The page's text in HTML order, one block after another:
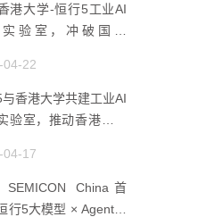
港大学-恒行5工业AI
验室，冲破国产
04-22
香港大学共建工业AI
验室，推动香港成为
04-17
SEMICON China首
行5大模型 × Agent研